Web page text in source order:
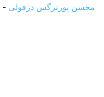
محسن پورنرگس دزفولی -